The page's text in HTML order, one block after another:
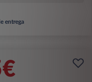
entrega